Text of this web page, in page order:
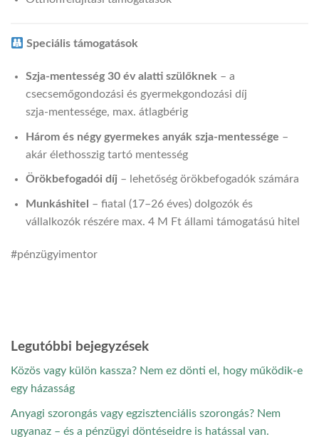
Speciális támogatások
Szja‑mentesség 30 év alatti szülőknek – a
csecsemőgondozási és gyermekgondozási díj
szja‑mentessége, max. átlagbérig
Három és négy gyermekes anyák szja‑mentessége –
akár élethosszig tartó mentesség
Örökbefogadói díj – lehetőség örökbefogadók számára
Munkáshitel
– fiatal (17–26 éves) dolgozók és
vállalkozók részére max. 4 M Ft állami támogatású hitel
#pénzügyimentor
Legutóbbi bejegyzések
Közös vagy külön kassza? Nem ez dönti el, hogy működik-e
egy házasság
Anyagi szorongás vagy egzisztenciális szorongás? Nem
ugyanaz – és a pénzügyi döntéseidre is hatással van.